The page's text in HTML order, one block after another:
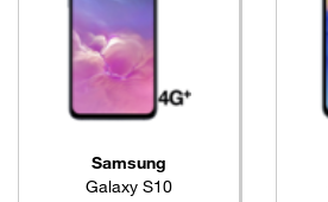
Samsung
Galaxy S10